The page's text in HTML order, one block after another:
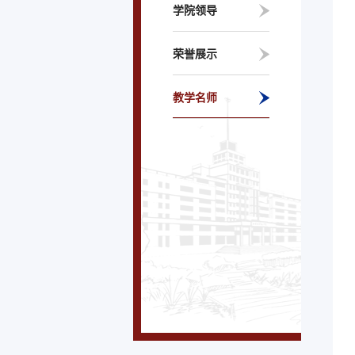
学院领导
荣誉展示
教学名师